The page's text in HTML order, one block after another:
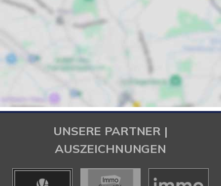
UNSERE PARTNER |
AUSZEICHNUNGEN